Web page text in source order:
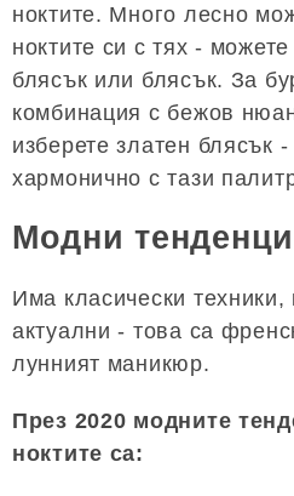
ноктите. Много лесно
ноктите си с тях -
блясък или блясък. За
комбинация с бежов
изберете златен блясък
хармонично с тази
Модни
Има класически техники,
актуални - това са
лунният маникюр.
През 2020 модните
ноктите са: